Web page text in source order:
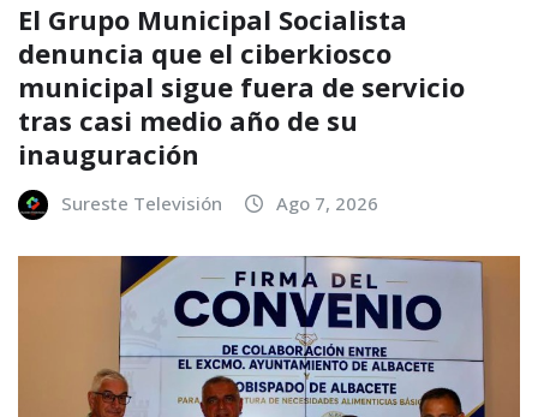
El Grupo Municipal Socialista
denuncia que el ciberkiosco
municipal sigue fuera de servicio
tras casi medio año de su
inauguración
Sureste Televisión Ago 7, 2026